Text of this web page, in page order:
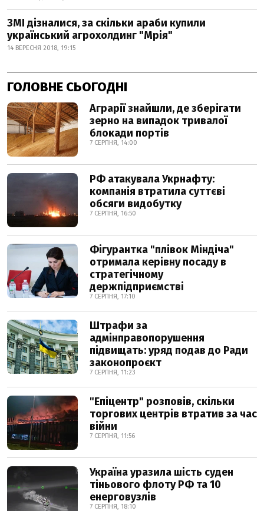
ЗМІ дізналися, за скільки араби купили
український агрохолдинг "Мрія"
14 ВЕРЕСНЯ 2018, 19:15
ГОЛОВНЕ СЬОГОДНІ
Аграрії знайшли, де зберігати
зерно на випадок тривалої
блокади портів
7 СЕРПНЯ, 14:00
РФ атакувала Укрнафту:
компанія втратила суттєві
обсяги видобутку
7 СЕРПНЯ, 16:50
Фігурантка "плівок Міндіча"
отримала керівну посаду в
стратегічному
держпідприємстві
7 СЕРПНЯ, 17:10
Штрафи за
адмінправопорушення
підвищать: уряд подав до Ради
законопроєкт
7 СЕРПНЯ, 11:23
"Епіцентр" розповів, скільки
торгових центрів втратив за час
війни
7 СЕРПНЯ, 11:56
Україна уразила шість суден
тіньового флоту РФ та 10
енерговузлів
7 СЕРПНЯ, 18:10